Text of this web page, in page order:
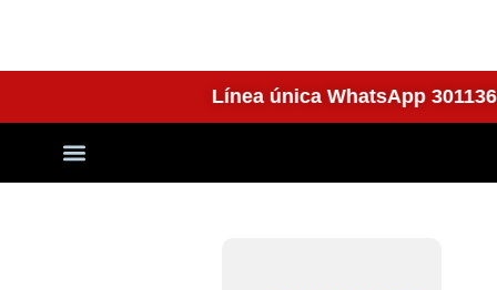
Línea única WhatsApp